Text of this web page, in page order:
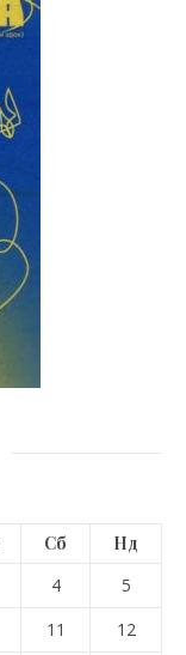
Сб
Нд
4
5
11
12